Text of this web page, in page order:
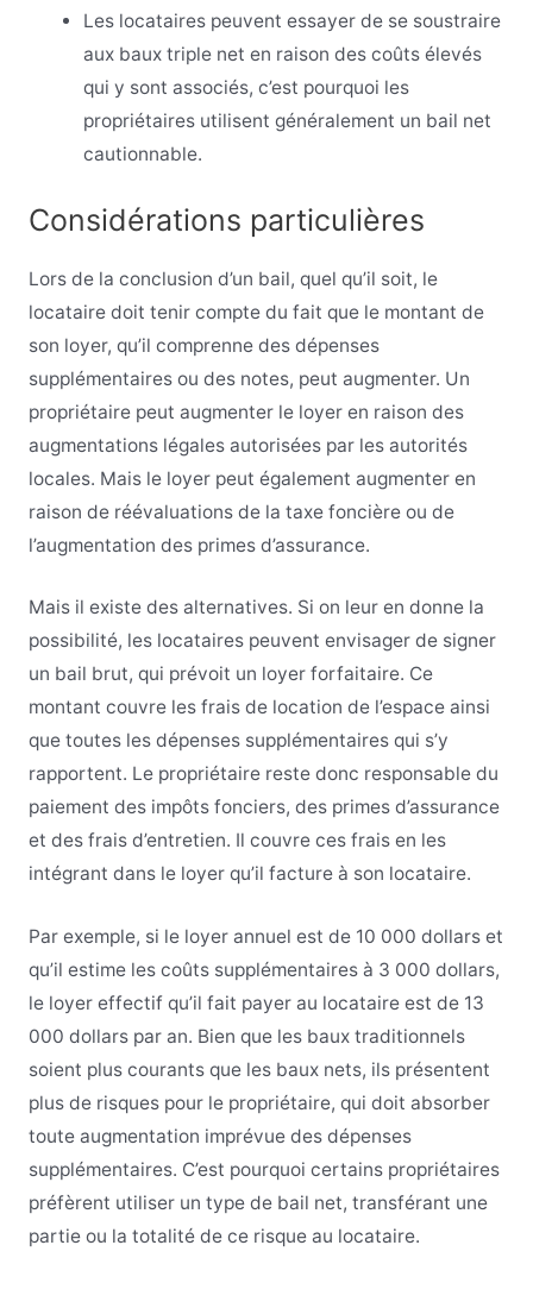
Les locataires peuvent essayer de se soustraire
aux baux triple net en raison des coûts élevés
qui y sont associés, c’est pourquoi les
propriétaires utilisent généralement un bail net
cautionnable.
Considérations particulières
Lors de la conclusion d’un bail, quel qu’il soit, le
locataire doit tenir compte du fait que le montant de
son loyer, qu’il comprenne des dépenses
supplémentaires ou des notes, peut augmenter. Un
propriétaire peut augmenter le loyer en raison des
augmentations légales autorisées par les autorités
locales. Mais le loyer peut également augmenter en
raison de réévaluations de la taxe foncière ou de
l’augmentation des primes d’assurance.
Mais il existe des alternatives. Si on leur en donne la
possibilité, les locataires peuvent envisager de signer
un bail brut, qui prévoit un loyer forfaitaire. Ce
montant couvre les frais de location de l’espace ainsi
que toutes les dépenses supplémentaires qui s’y
rapportent. Le propriétaire reste donc responsable du
paiement des impôts fonciers, des primes d’assurance
et des frais d’entretien. Il couvre ces frais en les
intégrant dans le loyer qu’il facture à son locataire.
Par exemple, si le loyer annuel est de 10 000 dollars et
qu’il estime les coûts supplémentaires à 3 000 dollars,
le loyer effectif qu’il fait payer au locataire est de 13
000 dollars par an. Bien que les baux traditionnels
soient plus courants que les baux nets, ils présentent
plus de risques pour le propriétaire, qui doit absorber
toute augmentation imprévue des dépenses
supplémentaires. C’est pourquoi certains propriétaires
préfèrent utiliser un type de bail net, transférant une
partie ou la totalité de ce risque au locataire.